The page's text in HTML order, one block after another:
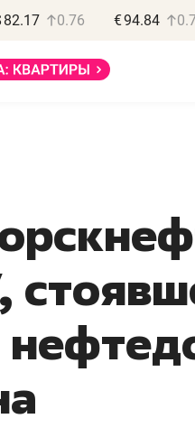
82.17 0.76 €94.84